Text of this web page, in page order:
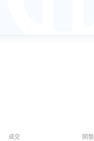
成交 開盤